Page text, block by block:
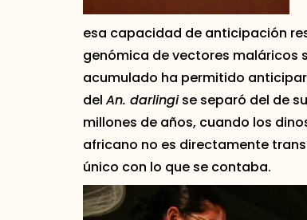
esa capacidad de anticipación
genómica de vectores maláricos
acumulado ha permitido
del An. darlingise separó del de
millones de años, cuando los
africano no es directamente
único con lo que se contaba.